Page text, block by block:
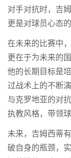
对手对抗时，吉
更是对球员心态
在未来的比赛中
更在于为未来的
他的长期目标是
过战术上的不断
与克罗地亚的对
执教风格，带领
未来，吉姆西蒂
破自身的瓶颈，